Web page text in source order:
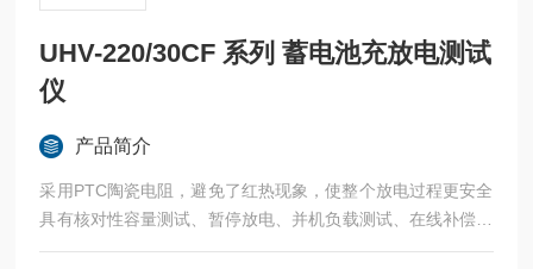
UHV-220/30CF 系列 蓄电池充放电测试
仪
产品简介
采用PTC陶瓷电阻，避免了红热现象，使整个放电过程更安全
具有核对性容量测试、暂停放电、并机负载测试、在线补偿式
放电、等功能采用智能单片机ARM控制、7寸触摸液晶中英文